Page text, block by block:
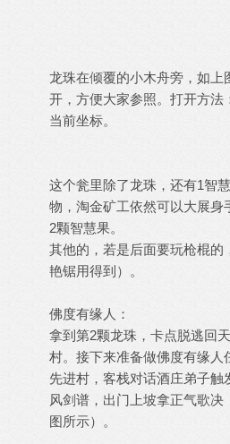
龙珠在倾覆的小木舟旁，如上
开，方便大家参照。打开方
当前坐标。
这个瓮里除了龙珠，还有1智
物，淘金矿工依然可以大展身
2颗智慧果。
其他的，若是后面要玩枪棍的
艳锯用得到）。
佛度有缘人：
拿到第2颗龙珠，卡点脱逃回
村。接下来准备做佛度有缘人
先进村，客栈对话酒庄弟子触
风剑谱，出门上坡拿正气歌
图所示）。